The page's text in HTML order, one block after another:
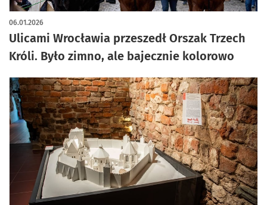
Ulicami Wrocławia przeszedł Orszak Trzech
Króli. Było zimno, ale bajecznie kolorowo
06.01.2026
artykuł z galerią zdjęć